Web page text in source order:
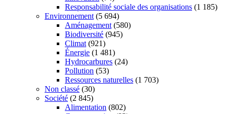
Responsabilité sociale des organisations (1 185)
Environnement (5 694)
Aménagement (580)
Biodiversité (945)
Climat (921)
Énergie (1 481)
Hydrocarbures (24)
Pollution (53)
Ressources naturelles (1 703)
Non classé (30)
Société (2 845)
Alimentation (802)